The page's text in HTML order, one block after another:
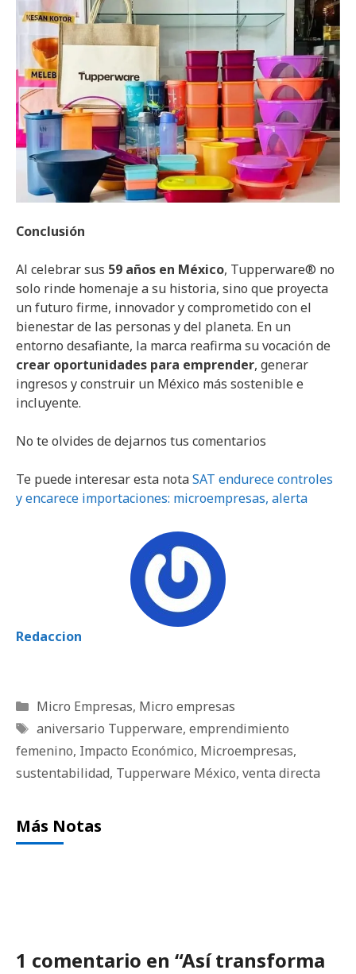
Conclusión
Al celebrar sus 59 años en México, Tupperware® no
solo rinde homenaje a su historia, sino que proyecta
un futuro firme, innovador y comprometido con el
bienestar de las personas y del planeta. En un
entorno desafiante, la marca reafirma su vocación de
crear oportunidades para emprender, generar
ingresos y construir un México más sostenible e
incluyente.
No te olvides de dejarnos tus comentarios
Te puede interesar esta notaSAT endurece controles
y encarece importaciones: microempresas, alerta
Redaccion
Categorías
Micro Empresas, Micro empresas
Etiquetas
aniversario Tupperware, emprendimiento
femenino, Impacto Económico, Microempresas,
sustentabilidad, Tupperware México, venta directa
Más Notas
1 comentario en “Así transforma